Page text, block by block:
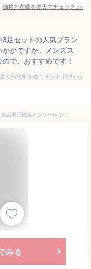
価格と在庫を楽天でチェック >>
足セットの人気ブラン
がですか。メンズス
で、おすすめです！
全てのおすすめコメント (1件) >
メール便発送 コロンブス メンズ レディース 低反発活性炭インソール シューケア用品 中敷 立ち仕事の方をサポート COLUMBUS 63300500
みる